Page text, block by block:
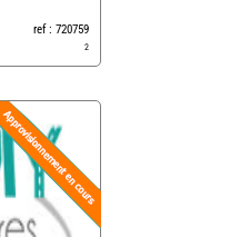
ref : 720759
2